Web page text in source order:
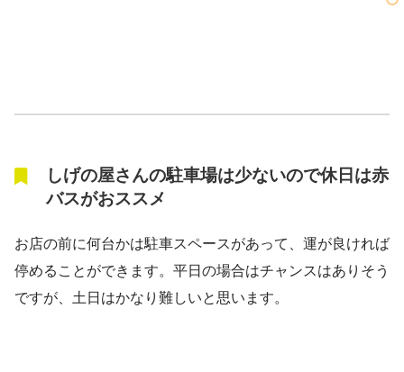
しげの屋さんの駐車場は少ないので休日は赤
バスがおススメ
お店の前に何台かは駐車スペースがあって、運が良ければ
停めることができます。平日の場合はチャンスはありそう
ですが、土日はかなり難しいと思います。